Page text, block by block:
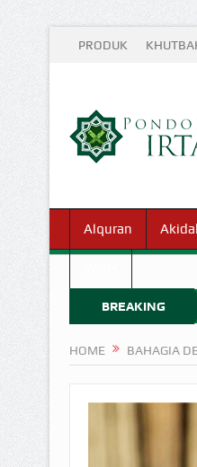
PRODUK
Alquran
BREAKING
NEWS
HOME BAHAGIA